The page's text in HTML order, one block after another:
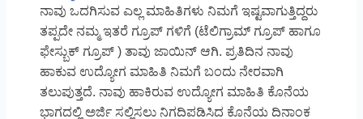
ನಾವು ಒದಗಿಸುವ ಎಲ್ಲ ಮಾಹಿತಿಗಳು ನಿಮಗೆ ಇಷ್ಟವಾಗುತ್ತಿದ್ದರು
ತಪ್ಪದೇ ನಮ್ಮ ಇತರೆ ಗ್ರೂಪ್ ಗಳಿಗೆ (ಟೆಲಿಗ್ರಾಮ್ ಗ್ರೂಪ್ ಹಾಗೂ
ಫೇಸ್ಬುಕ್ ಗ್ರೂಪ್ ) ತಾವು ಜಾಯಿನ್ ಆಗಿ. ಪ್ರತಿದಿನ ನಾವು
ಹಾಕುವ ಉದ್ಯೋಗ ಮಾಹಿತಿ ನಿಮಗೆ ಬಂದು ನೇರವಾಗಿ
ತಲುಪುತ್ತದೆ. ನಾವು ಹಾಕಿರುವ ಉದ್ಯೋಗ ಮಾಹಿತಿ ಕೊನೆಯ
ಭಾಗದಲ್ಲಿ ಅರ್ಜಿ ಸಲ್ಲಿಸಲು ನಿಗದಿಪಡಿಸಿದ ಕೊನೆಯ ದಿನಾಂಕ